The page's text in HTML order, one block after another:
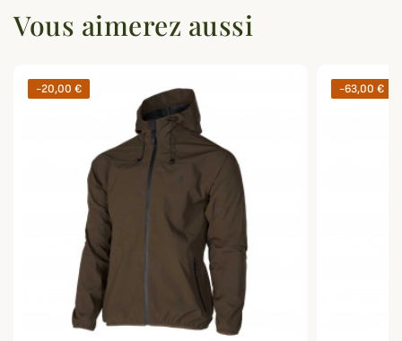
Vous aimerez aussi
-20,00 € -63,00 €